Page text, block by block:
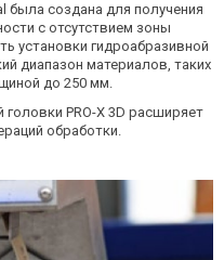
была создана для получения
с отсутствием зоны
установки гидроабразивной
диапазон материалов, таких
до 250 мм.
PRO-X 3D расширяет
обработки.